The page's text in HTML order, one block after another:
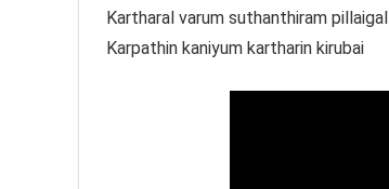
Kartharal varum suthanthiram pillaigal
Karpathin kaniyum kartharin kirubai